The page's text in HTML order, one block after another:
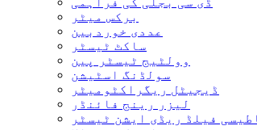
برکس میٹر
عددی خوردبین
ساکٹ ٹیسٹر
وولٹیج ٹیسٹر پین
سولڈنگ اسٹیشن
ڈیجیٹل ریگراکٹومیٹر
لیزر رینج فائنڈر
فیلڈ ریڈی ایشن ٹیسٹر